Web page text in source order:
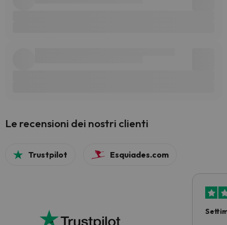
Le recensioni dei nostri clienti
Trustpilot Esquiades.com